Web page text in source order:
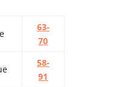
63-
70
58-
91